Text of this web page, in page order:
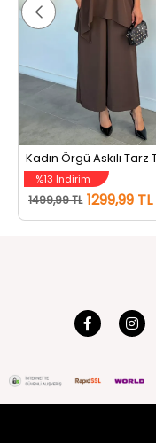
%13 İndirim
1499,99 TL 1299,99 TL